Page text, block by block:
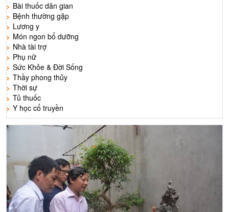
Bài thuốc dân gian
Bệnh thường gặp
Lương y
Món ngon bổ dưỡng
Nhà tài trợ
Phụ nữ
Sức Khỏe & Đời Sống
Thầy phong thủy
Thời sự
Tủ thuốc
Y học cổ truyền